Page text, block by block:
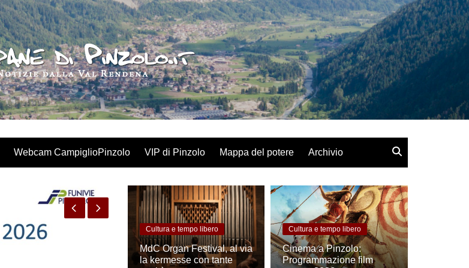
Webcam CampiglioPinzolo VIP di Pinzolo Mappa del potere Archivio
Cultura e tempo libero
MdC Organ Festival, al via
la kermesse con tante
Cultura e tempo libero
Cinema a Pinzolo:
Programmazione film